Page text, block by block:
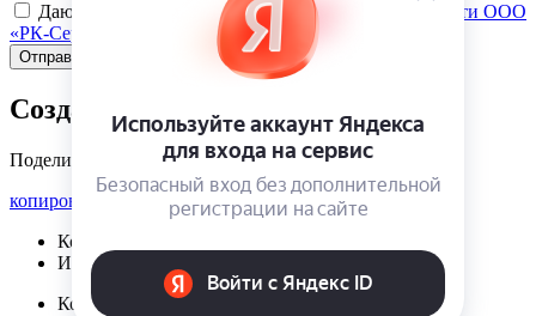
Даю своё
согласие на политику конфиденциальности ООО
«РК-Сервис»
Отправить
Создать карту клиента
Поделиться
копировать ссылку
Корзина | {{ cart.items.value.length }}
Избранное | {{ initData.favoriteProducts.length }}
Корзина | {{ cart.items.value.length }}